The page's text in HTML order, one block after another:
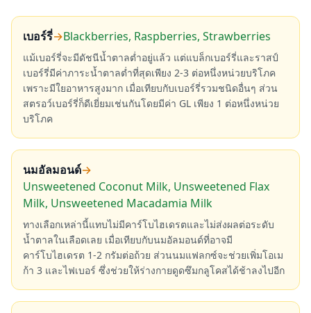
เบอร์รี่→Blackberries, Raspberries, Strawberries
แม้เบอร์รี่จะมีดัชนีน้ำตาลต่ำอยู่แล้ว แต่แบล็กเบอร์รี่และราสป์
เบอร์รี่มีค่าภาระน้ำตาลต่ำที่สุดเพียง 2-3 ต่อหนึ่งหน่วยบริโภค
เพราะมีใยอาหารสูงมาก เมื่อเทียบกับเบอร์รี่รวมชนิดอื่นๆ ส่วน
สตรอว์เบอร์รี่ก็ดีเยี่ยมเช่นกันโดยมีค่า GL เพียง 1 ต่อหนึ่งหน่วย
บริโภค
นมอัลมอนด์→
Unsweetened Coconut Milk, Unsweetened Flax
Milk, Unsweetened Macadamia Milk
ทางเลือกเหล่านี้แทบไม่มีคาร์โบไฮเดรตและไม่ส่งผลต่อระดับ
น้ำตาลในเลือดเลย เมื่อเทียบกับนมอัลมอนด์ที่อาจมี
คาร์โบไฮเดรต 1-2 กรัมต่อถ้วย ส่วนนมแฟลกซ์จะช่วยเพิ่มโอเม
ก้า 3 และไฟเบอร์ ซึ่งช่วยให้ร่างกายดูดซึมกลูโคสได้ช้าลงไปอีก